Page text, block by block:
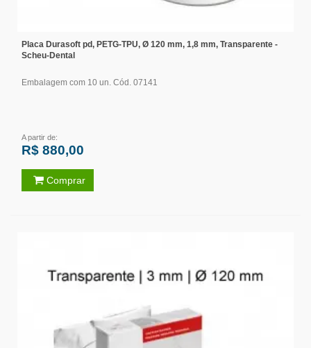
Placa Durasoft pd, PETG-TPU, Ø 120 mm, 1,8 mm, Transparente -
Scheu-Dental
Embalagem com 10 un. Cód. 07141
A partir de:
R$ 880,00
Comprar